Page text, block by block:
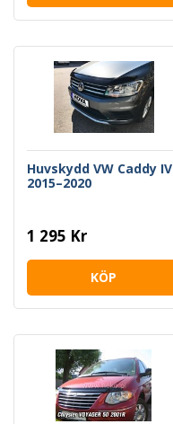
Huvskydd VW Caddy IV
2015–2020
1 295 Kr
KÖP